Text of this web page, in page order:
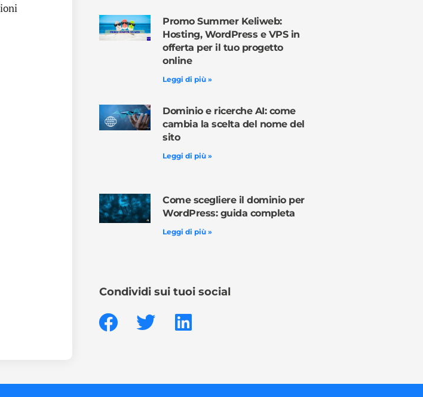
Promo Summer Keliweb:
Hosting, WordPress e VPS in
offerta per il tuo progetto
online
Leggi di più »
Dominio e ricerche AI: come
cambia la scelta del nome del
sito
Leggi di più »
Come scegliere il dominio per
WordPress: guida completa
Leggi di più »
Condividi sui tuoi social